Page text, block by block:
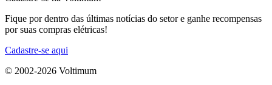
Fique por dentro das últimas notícias do setor e ganhe recompensas
por suas compras elétricas!
Cadastre-se aqui
© 2002-2026 Voltimum